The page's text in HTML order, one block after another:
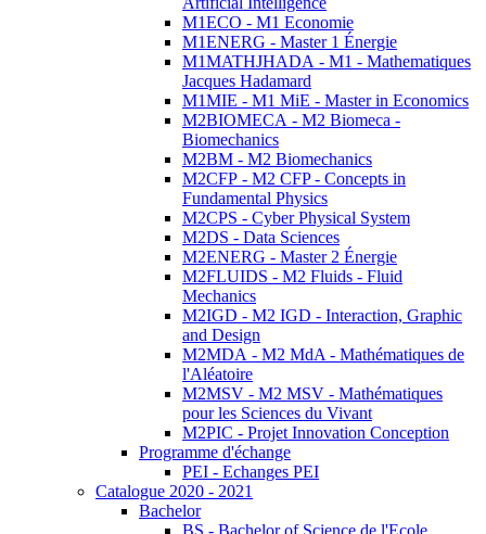
M1ECO - M1 Economie
M1ENERG - Master 1 Énergie
M1MATHJHADA - M1 - Mathematiques
Jacques Hadamard
M1MIE - M1 MiE - Master in Economics
M2BIOMECA - M2 Biomeca -
Biomechanics
M2BM - M2 Biomechanics
M2CFP - M2 CFP - Concepts in
Fundamental Physics
M2CPS - Cyber Physical System
M2DS - Data Sciences
M2ENERG - Master 2 Énergie
M2FLUIDS - M2 Fluids - Fluid
Mechanics
M2IGD - M2 IGD - Interaction, Graphic
and Design
M2MDA - M2 MdA - Mathématiques de
l'Aléatoire
M2MSV - M2 MSV - Mathématiques
pour les Sciences du Vivant
M2PIC - Projet Innovation Conception
Programme d'échange
PEI - Echanges PEI
Catalogue 2020 - 2021
Bachelor
BS - Bachelor of Science de l'Ecole